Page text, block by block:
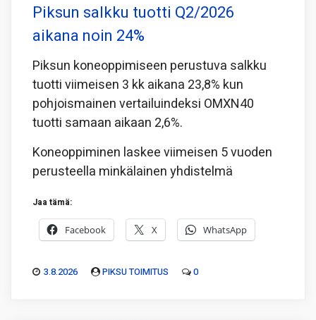
Piksun salkku tuotti Q2/2026
aikana noin 24%
Piksun koneoppimiseen perustuva salkku
tuotti viimeisen 3 kk aikana 23,8% kun
pohjoismainen vertailuindeksi OMXN40
tuotti samaan aikaan 2,6%.
Koneoppiminen laskee viimeisen 5 vuoden
perusteella minkälainen yhdistelmä
Jaa tämä:
Facebook X WhatsApp
3.8.2026 PIKSU TOIMITUS 0